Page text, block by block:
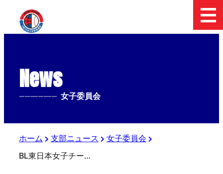
News
-------------- 女子委員会
ホーム 支部ニュース
女子委員会
BL東日本女子チーム 練習風景